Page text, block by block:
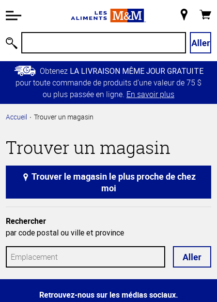
relative à
Passer
contenu
principal
Retour à
principale
magasin
Aller
Obtenez LA LIVRAISON MÊME JOUR GRATUITE
pour toute commande de produits d’une valeur de 75 $
ou plus passée en ligne. En savoir plus
Accueil Trouver un magasin
Trouver un magasin
moi
Rechercher
par code postal ou ville et province
Aller
Retrouvez-nous sur les médias sociaux.